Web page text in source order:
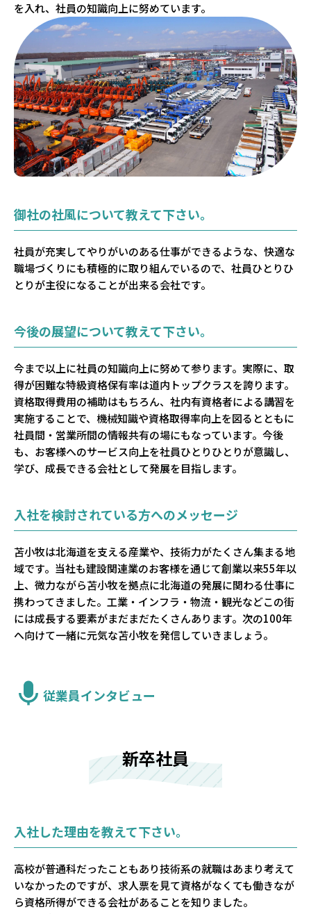
を入れ、社員の知識向上に努めています。
御社の社風について教えて下さい。
社員が充実してやりがいのある仕事ができるような、快適な
職場づくりにも積極的に取り組んでいるので、社員ひとりひ
とりが主役になることが出来る会社です。
今後の展望について教えて下さい。
今まで以上に社員の知識向上に努めて参ります。実際に、取
得が困難な特級資格保有率は道内トップクラスを誇ります。
資格取得費用の補助はもちろん、社内有資格者による講習を
実施することで、機械知識や資格取得率向上を図るとともに
社員間・営業所間の情報共有の場にもなっています。今後
も、お客様へのサービス向上を社員ひとりひとりが意識し、
学び、成長できる会社として発展を目指します。
入社を検討されている方へのメッセージ
苫小牧は北海道を支える産業や、技術力がたくさん集まる地
域です。当社も建設関連業のお客様を通じて創業以来55年以
上、微力ながら苫小牧を拠点に北海道の発展に関わる仕事に
携わってきました。工業・インフラ・物流・観光などこの街
には成長する要素がまだまだたくさんあります。次の100年
へ向けて一緒に元気な苫小牧を発信していきましょう。
従業員インタビュー
新卒社員
入社した理由を教えて下さい。
高校が普通科だったこともあり技術系の就職はあまり考えて
いなかったのですが、求人票を見て資格がなくても働きなが
ら資格所得ができる会社があることを知りました。